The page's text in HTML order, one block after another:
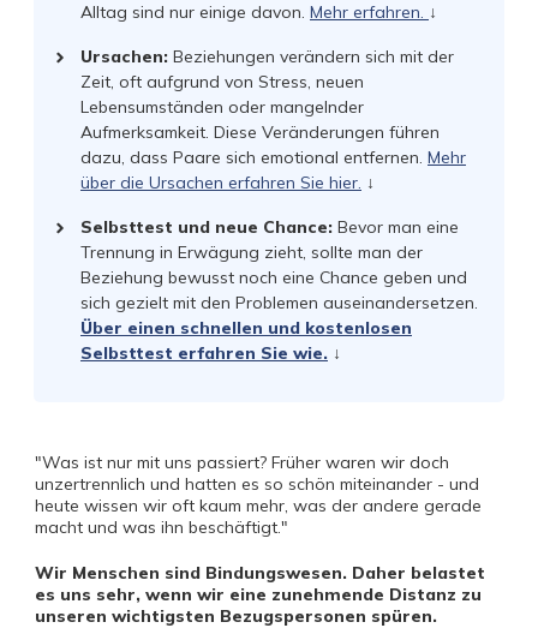
Alltag sind nur einige davon. Mehr erfahren. ↓
Ursachen: Beziehungen verändern sich mit der
Zeit, oft aufgrund von Stress, neuen
Lebensumständen oder mangelnder
Aufmerksamkeit. Diese Veränderungen führen
dazu, dass Paare sich emotional entfernen. Mehr
über die Ursachen erfahren Sie hier. ↓
Selbsttest und neue Chance: Bevor man eine
Trennung in Erwägung zieht, sollte man der
Beziehung bewusst noch eine Chance geben und
sich gezielt mit den Problemen auseinandersetzen.
Über einen schnellen und kostenlosen
Selbsttest erfahren Sie wie. ↓
"Was ist nur mit uns passiert? Früher waren wir doch
unzertrennlich und hatten es so schön miteinander - und
heute wissen wir oft kaum mehr, was der andere gerade
macht und was ihn beschäftigt."
Wir Menschen sind Bindungswesen. Daher belastet
es uns sehr, wenn wir eine zunehmende Distanz zu
unseren wichtigsten Bezugspersonen spüren.